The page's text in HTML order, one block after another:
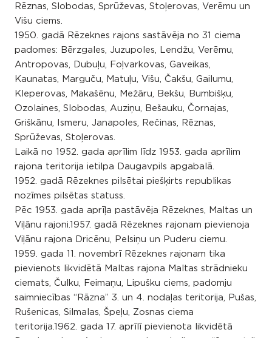
Rēznas, Slobodas, Sprūževas, Stoļerovas, Verēmu un
Višu ciems.
1950. gadā Rēzeknes rajons sastāvēja no 31 ciema
padomes: Bērzgales, Juzupoles, Lendžu, Verēmu,
Antropovas, Dubuļu, Foļvarkovas, Gaveikas,
Kaunatas, Marguču, Matuļu, Višu, Čakšu, Gailumu,
Kleperovas, Makašēnu, Mežāru, Bekšu, Bumbišķu,
Ozolaines, Slobodas, Auziņu, Bešauku, Čornajas,
Griškānu, Ismeru, Janapoles, Rečinas, Rēznas,
Sprūževas, Stoļerovas.
Laikā no 1952. gada aprīlim līdz 1953. gada aprīlim
rajona teritorija ietilpa Daugavpils apgabalā.
1952. gadā Rēzeknes pilsētai piešķirts republikas
nozīmes pilsētas statuss.
Pēc 1953. gada aprīļa pastāvēja Rēzeknes, Maltas un
Viļānu rajoni.1957. gadā Rēzeknes rajonam pievienoja
Viļānu rajona Dricēnu, Pelsiņu un Puderu ciemu.
1959. gada 11. novembrī Rēzeknes rajonam tika
pievienots likvidētā Maltas rajona Maltas strādnieku
ciemats, Čulku, Feimaņu, Lipušku ciems, padomju
saimniecības “Rāzna” 3. un 4. nodaļas teritorija, Pušas,
Rušenicas, Silmalas, Špeļu, Zosnas ciema
teritorija.1962. gada 17. aprīlī pievienota likvidētā